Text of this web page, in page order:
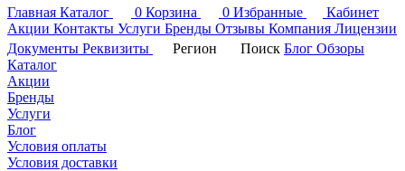
Главная Каталог 0 Корзина 0 Избранные
Кабинет
Акции Контакты Услуги Бренды Отзывы Компания Лицензии
Документы Реквизиты Регион Поиск Блог Обзоры
Каталог
Акции
Бренды
Услуги
Блог
Условия оплаты
Условия доставки